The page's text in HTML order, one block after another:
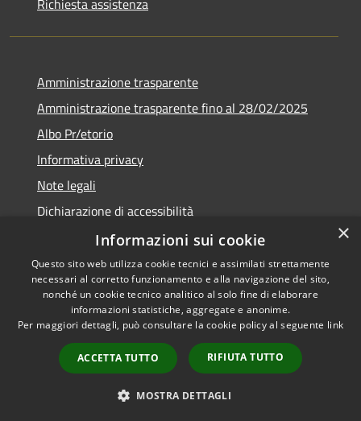
Richiesta assistenza
Amministrazione trasparente
Amministrazione trasparente fino al 28/02/2025
Albo Pr/etorio
Informativa privacy
Note legali
Dichiarazione di accessibilità
Obiettivi di accessibilità
RSS
Accessibilità
Copyright © 2026 • Comune di
Municipium•
Accesso
redazione
×
Informazioni sui cookie
Questo sito web utilizza cookie tecnici e assimilati strettamente
necessari al corretto funzionamento e alla navigazione del sito,
nonché un cookie tecnico analitico al solo fine di elaborare
informazioni statistiche, aggregate e anonime.
Per maggiori dettagli, può consultare la cookie policy al seguente link
ACCETTA TUTTO RIFIUTA TUTTO
MOSTRA DETTAGLI